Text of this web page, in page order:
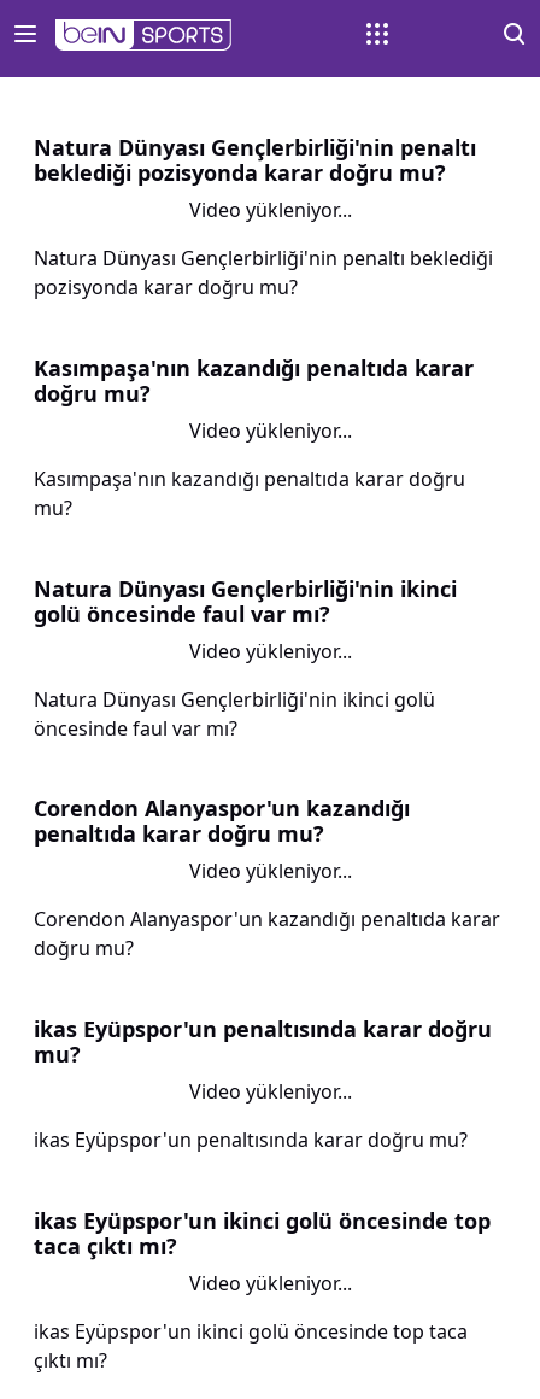
Natura Dünyası Gençlerbirliği'nin penaltı
beklediği pozisyonda karar doğru mu?
Video yükleniyor...
Natura Dünyası Gençlerbirliği'nin penaltı beklediği
pozisyonda karar doğru mu?
Kasımpaşa'nın kazandığı penaltıda karar
doğru mu?
Video yükleniyor...
Kasımpaşa'nın kazandığı penaltıda karar doğru
mu?
Natura Dünyası Gençlerbirliği'nin ikinci
golü öncesinde faul var mı?
Video yükleniyor...
Natura Dünyası Gençlerbirliği'nin ikinci golü
öncesinde faul var mı?
Corendon Alanyaspor'un kazandığı
penaltıda karar doğru mu?
Video yükleniyor...
Corendon Alanyaspor'un kazandığı penaltıda karar
doğru mu?
ikas Eyüpspor'un penaltısında karar doğru
mu?
Video yükleniyor...
ikas Eyüpspor'un penaltısında karar doğru mu?
ikas Eyüpspor'un ikinci golü öncesinde top
taca çıktı mı?
Video yükleniyor...
ikas Eyüpspor'un ikinci golü öncesinde top taca
çıktı mı?